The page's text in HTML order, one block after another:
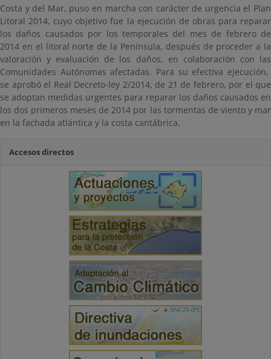
Costa y del Mar, puso en marcha con carácter de urgencia el Plan
Litoral 2014, cuyo objetivo fue la ejecución de obras para reparar
los daños causados por los temporales del mes de febrero de
2014 en el litoral norte de la Península, después de proceder a la
valoración y evaluación de los daños, en colaboración con las
Comunidades Autónomas afectadas. Para su efectiva ejecución,
se aprobó el Real Decreto-ley 2/2014, de 21 de febrero, por el que
se adoptan medidas urgentes para reparar los daños causados en
los dos primeros meses de 2014 por las tormentas de viento y mar
en la fachada atlántica y la costa cantábrica.
Accesos directos